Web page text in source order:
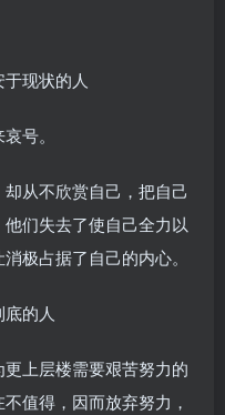
现状的人
号。
从不欣赏自己，把自己
们失去了使自己全力以
极占据了自己的内心。
的人
上层楼需要艰苦努力的
值得，因而放弃努力，